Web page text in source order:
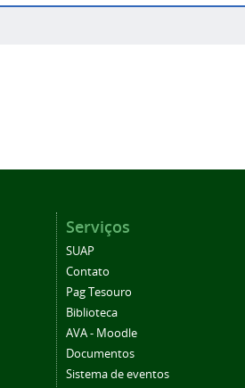
Serviços
SUAP
Contato
Pag Tesouro
Biblioteca
AVA - Moodle
Documentos
Sistema de eventos